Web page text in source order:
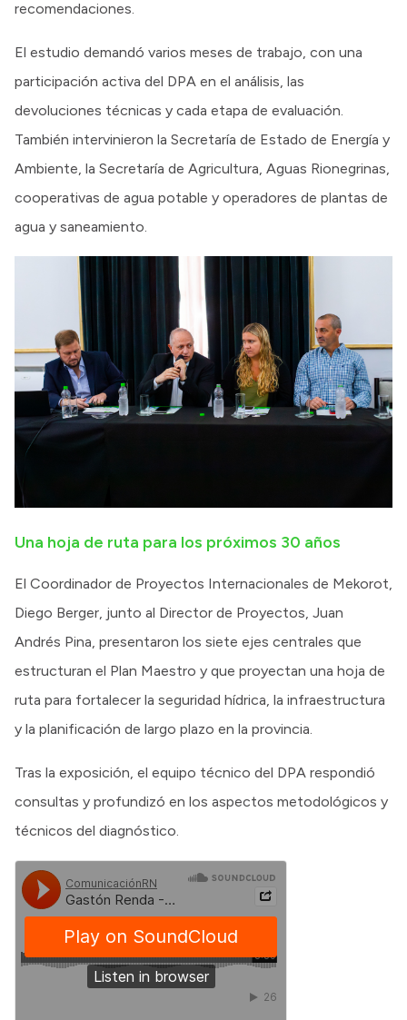
recomendaciones.
El estudio demandó varios meses de trabajo, con una
participación activa del DPA en el análisis, las
devoluciones técnicas y cada etapa de evaluación.
También intervinieron la Secretaría de Estado de Energía y
Ambiente, la Secretaría de Agricultura, Aguas Rionegrinas,
cooperativas de agua potable y operadores de plantas de
agua y saneamiento.
Una hoja de ruta para los próximos 30 años
El Coordinador de Proyectos Internacionales de Mekorot,
Diego Berger, junto al Director de Proyectos, Juan
Andrés Pina, presentaron los siete ejes centrales que
estructuran el Plan Maestro y que proyectan una hoja de
ruta para fortalecer la seguridad hídrica, la infraestructura
y la planificación de largo plazo en la provincia.
Tras la exposición, el equipo técnico del DPA respondió
consultas y profundizó en los aspectos metodológicos y
técnicos del diagnóstico.